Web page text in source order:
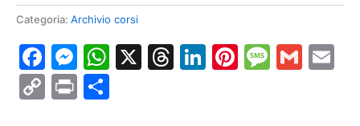
Corso
Medicina
Pratica
Bologna
15-
Categoria: Archivio corsi
Facebook
Messenger
WhatsApp
X Threads
LinkedIn
Pinterest
Copy
Print